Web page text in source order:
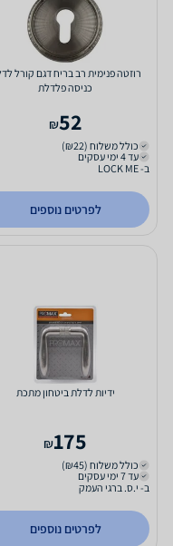
רוזטה פנימית רב בריח דגם קורל
כניסה פלדלת
52
₪
כולל משלוח (₪22)
עד 4 ימי עסקים
ב- LOCK ME
לפרטים נוספים
ידיות לדלת ביטחון מתכת
175
₪
כולל משלוח (₪45)
עד 7 ימי עסקים
ב- י.ס. ברגי העמק
לפרטים נוספים